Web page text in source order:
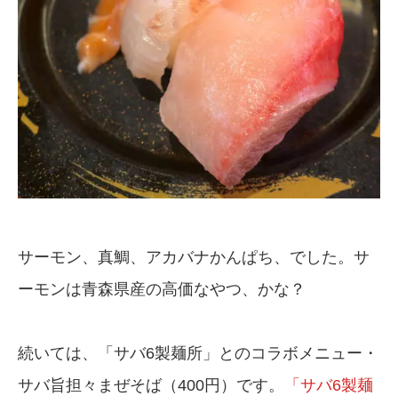
サーモン、真鯛、アカバナかんぱち、でした。サ
ーモンは青森県産の高価なやつ、かな？
続いては、「サバ6製麺所」とのコラボメニュー・
サバ旨担々まぜそば（400円）です。
「サバ6製麺